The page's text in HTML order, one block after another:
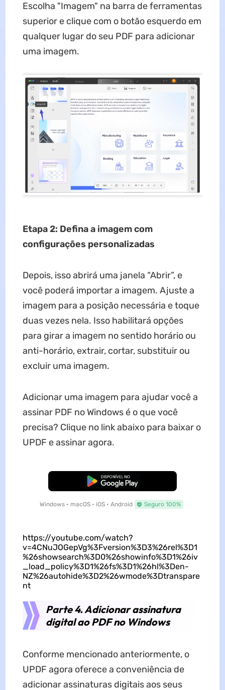
Escolha "Imagem" na barra de ferramentas
superior e clique com o botão esquerdo em
qualquer lugar do seu PDF para adicionar
uma imagem.
Etapa 2: Defina a imagem com
configurações personalizadas
Depois, isso abrirá uma janela “Abrir”, e
você poderá importar a imagem. Ajuste a
imagem para a posição necessária e toque
duas vezes nela. Isso habilitará opções
para girar a imagem no sentido horário ou
anti-horário, extrair, cortar, substituir ou
excluir uma imagem.
Adicionar uma imagem para ajudar você a
assinar PDF no Windows é o que você
precisa? Clique no link abaixo para baixar o
UPDF e assinar agora.
Baixar Grátis
Windows • macOS • iOS • Android Seguro 100%
https://youtube.com/watch?
v=4CNuJOGepVg%3Fversion%3D3%26rel%3D1
%26showsearch%3D0%26showinfo%3D1%26iv
_load_policy%3D1%26fs%3D1%26hl%3Den-
NZ%26autohide%3D2%26wmode%3Dtranspare
nt
Parte 4. Adicionar assinatura
digital ao PDF no Windows
Conforme mencionado anteriormente, o
UPDF agora oferece a conveniência de
adicionar assinaturas digitais aos seus